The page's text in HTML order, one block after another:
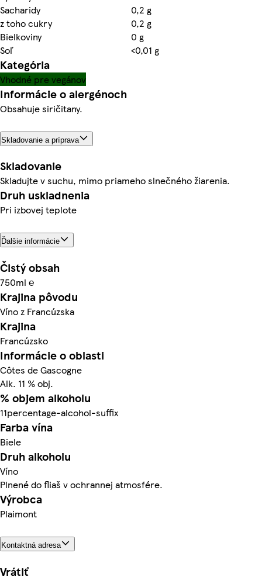
Sacharidy
0,2 g
z toho cukry
0,2 g
Bielkoviny
0 g
Soľ
<0,01 g
Kategória
Vhodné pre vegánov
Informácie o alergénoch
Obsahuje siričitany.
Skladovanie a príprava
Skladovanie
Skladujte v suchu, mimo priameho slnečného žiarenia.
Druh uskladnenia
Pri izbovej teplote
Ďalšie informácie
Čistý obsah
750ml ℮
Krajina pôvodu
Víno z Francúzska
Krajina
Francúzsko
Informácie o oblasti
Côtes de Gascogne
Alk. 11 % obj.
% objem alkoholu
11percentage-alcohol-suffix
Farba vína
Biele
Druh alkoholu
Víno
Plnené do fliaš v ochrannej atmosfére.
Výrobca
Plaimont
Kontaktná adresa
Vrátiť